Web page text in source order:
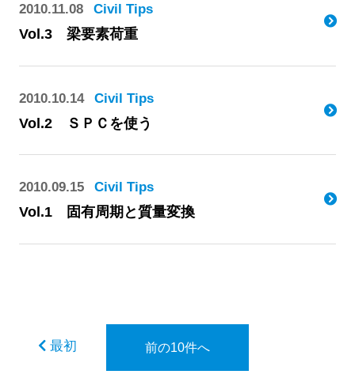
2010.11.08 Civil Tips
Vol.3 梁要素荷重
2010.10.14 Civil Tips
Vol.2 ＳＰＣを使う
2010.09.15 Civil Tips
Vol.1 固有周期と質量変換
最初 前の10件へ